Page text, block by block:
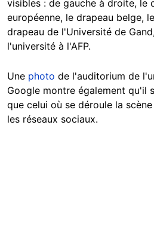
visibles : de gauche à droite, le
européenne, le drapeau belge,
drapeau de l'Université de
l'université à l'AFP.
Une photo de l'auditorium de
Google montre également qu'il
que celui où se déroule la
les réseaux sociaux.